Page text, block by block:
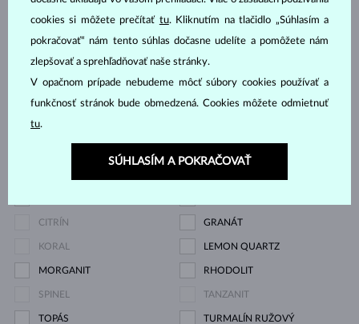
DIAMANT CHAMPAGNE DIAMANT MODRÝ
DIAMANT ZELENÝ ZAFÍR MODRÝ
ZAFÍR RUŽOVÝ
CITRÍN GRANÁT
KORAL LEMON QUARTZ
MORGANIT RHODOLIT
SPINEL TANZANIT
TOPÁS TURMALÍN RUŽOVÝ
cookies si môžete prečítať tu. Kliknutím na tlačidlo „Súhlasím a
pokračovať“ nám tento súhlas dočasne udelíte a pomôžete nám
zlepšovať a sprehľadňovať naše stránky.
V opačnom prípade nebudeme môcť súbory cookies používať a
funkčnosť stránok bude obmedzená. Cookies môžete odmietnuť
tu.
SÚHLASÍM A POKRAČOVAŤ